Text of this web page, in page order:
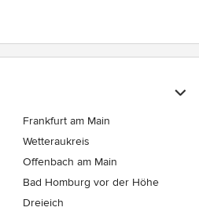
Frankfurt am Main
Wetteraukreis
Offenbach am Main
Bad Homburg vor der Höhe
Dreieich